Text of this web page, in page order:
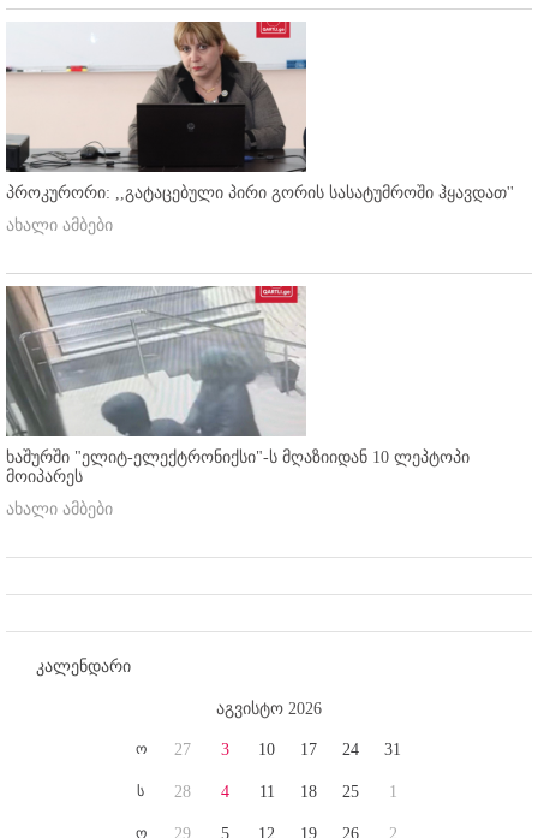
პროკურორი: ,,გატაცებული პირი გორის სასატუმროში ჰყავდათ''
ახალი ამბები
ხაშურში "ელიტ-ელექტრონიქსი"-ს მღაზიიდან 10 ლეპტოპი
მოიპარეს
ახალი ამბები
კალენდარი
აგვისტო 2026
ო
ს
ო
27
28
29
3
4
5
10
11
12
17
18
19
24
25
26
31
1
2